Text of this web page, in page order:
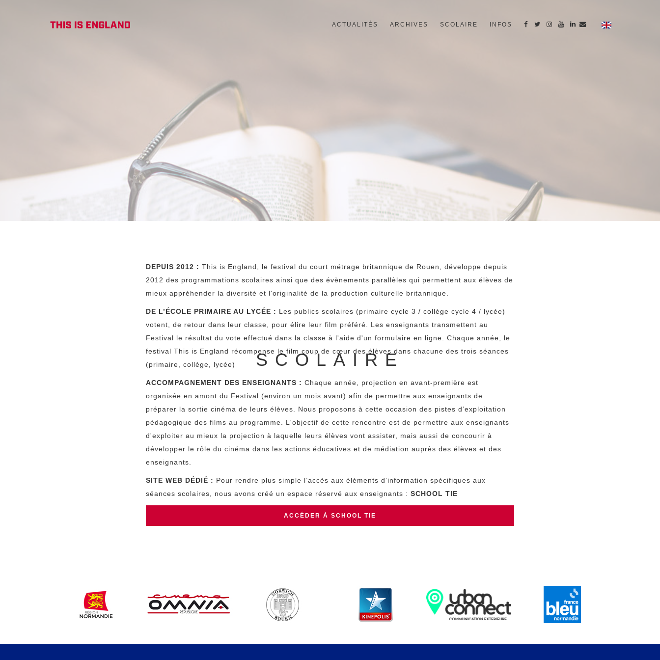
ACTUALITÉS ARCHIVES SCOLAIRE INFOS
SCOLAIRE
DEPUIS 2012 : This is England, le festival du court métrage britannique de Rouen, développe depuis
2012 des programmations scolaires ainsi que des évènements parallèles qui permettent aux élèves de
mieux appréhender la diversité et l'originalité de la production culturelle britannique.
DE L’ÉCOLE PRIMAIRE AU LYCÉE : Les publics scolaires (primaire cycle 3 / collège cycle 4 / lycée)
votent, de retour dans leur classe, pour élire leur film préféré. Les enseignants transmettent au
Festival le résultat du vote effectué dans la classe à l'aide d'un formulaire en ligne. Chaque année, le
festival This is England récompense le film coup de cœur des élèves dans chacune des trois séances
(primaire, collège, lycée)
ACCOMPAGNEMENT DES ENSEIGNANTS : Chaque année, projection en avant-première est
organisée en amont du Festival (environ un mois avant) afin de permettre aux enseignants de
préparer la sortie cinéma de leurs élèves. Nous proposons à cette occasion des pistes d’exploitation
pédagogique des films au programme. L'objectif de cette rencontre est de permettre aux enseignants
d'exploiter au mieux la projection à laquelle leurs élèves vont assister, mais aussi de concourir à
développer le rôle du cinéma dans les actions éducatives et de médiation auprès des élèves et des
enseignants.
SITE WEB DÉDIÉ : Pour rendre plus simple l’accès aux éléments d’information spécifiques aux
séances scolaires, nous avons créé un espace réservé aux enseignants : SCHOOL TIE
ACCÉDER À SCHOOL TIE